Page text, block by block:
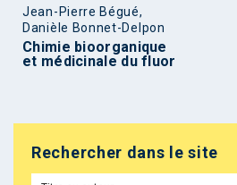
Jean-Pierre Bégué,
Danièle Bonnet-Delpon
Chimie bioorganique
et médicinale du fluor
Rechercher dans le site